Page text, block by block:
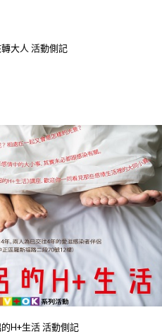
大人 活動側記
H+生活 活動側記